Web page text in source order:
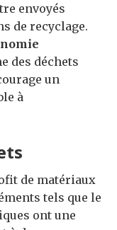
envoyés
de recyclage.
des déchets
un
à
de matériaux
tels que le
ont une